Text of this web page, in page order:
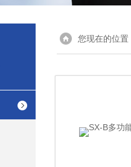
您现在的位置